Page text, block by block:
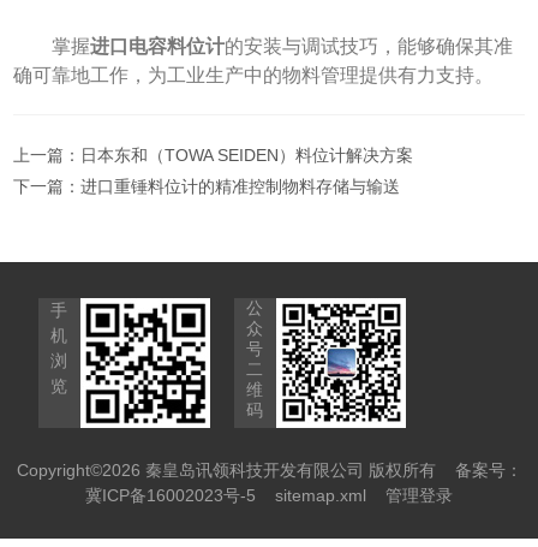
掌握进口电容料位计的安装与调试技巧，能够确保其准
确可靠地工作，为工业生产中的物料管理提供有力支持。
上一篇： 日本东和（TOWA SEIDEN）料位计解决方案
下一篇：进口重锤料位计的精准控制物料存储与输送
手
机
浏
览
公
众
号
二
维
码
Copyright©2026 秦皇岛讯领科技开发有限公司 版权所有 备案号：
冀ICP备16002023号-5
sitemap.xml 管理登录